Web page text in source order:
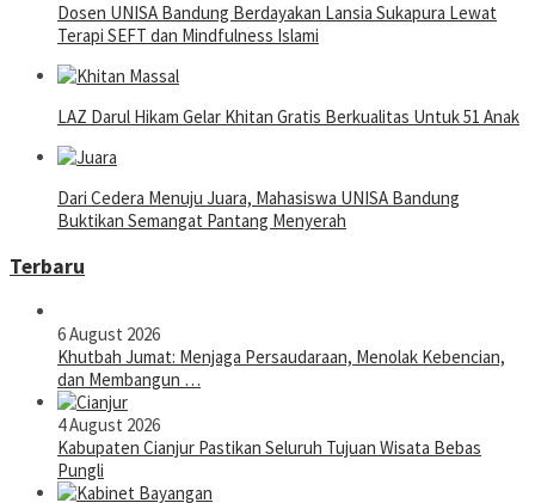
Dosen UNISA Bandung Berdayakan Lansia Sukapura Lewat
Terapi SEFT dan Mindfulness Islami
LAZ Darul Hikam Gelar Khitan Gratis Berkualitas Untuk 51 Anak
Dari Cedera Menuju Juara, Mahasiswa UNISA Bandung
Buktikan Semangat Pantang Menyerah
Terbaru
6 August 2026
Khutbah Jumat: Menjaga Persaudaraan, Menolak Kebencian,
dan Membangun …
4 August 2026
Kabupaten Cianjur Pastikan Seluruh Tujuan Wisata Bebas
Pungli